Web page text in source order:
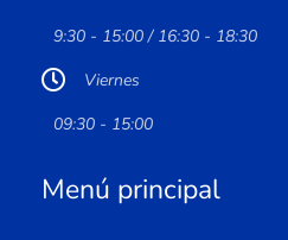
9:30 - 15:00 / 16:30 - 18:30
Viernes
09:30 - 15:00
Menú principal